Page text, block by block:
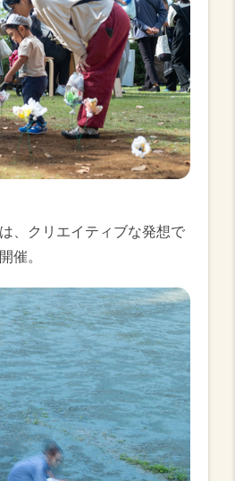
、クリエイティブな発想で
催。